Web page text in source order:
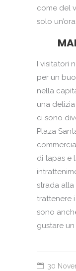
come del
solo
I visitatori
per un
nella
una
ci sono
Plaza
di tapas e
strada
trattenere
sono
gustare
30